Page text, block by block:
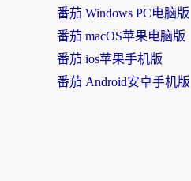
番茄 Windows PC电脑版
番茄 macOS苹果电脑版
番茄 ios苹果手机版
番茄 Android安卓手机版